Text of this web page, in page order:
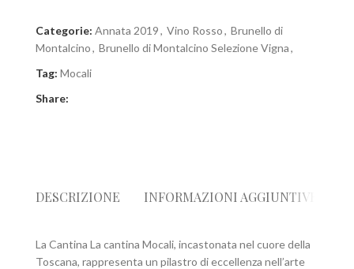
Categorie: Annata 2019, Vino Rosso, Brunello di
Montalcino, Brunello di Montalcino Selezione Vigna,
Tag: Mocali
Share:
DESCRIZIONE INFORMAZIONI AGGIUNTIVE
La Cantina La cantina Mocali, incastonata nel cuore della
Toscana, rappresenta un pilastro di eccellenza nell’arte